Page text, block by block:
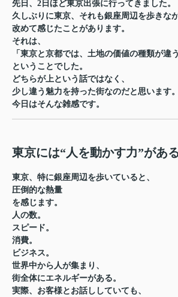
先日、2日ほど東京出張に行ってきました。
久しぶりに東京、それも銀座周辺を歩きなが
改めて感じたことがあります。
それは、
「東京と京都では、土地の価値の種類が違う
ということでした。
どちらが上という話ではなく、
少し違う魅力を持った街なのだと思います。
今日はそんな雑感です。
東京には“人を動かす力”がある
東京、特に銀座周辺を歩いていると、
圧倒的な熱量
を感じます。
人の数。
スピード。
消費。
ビジネス。
世界中から人が集まり、
街全体にエネルギーがある。
実際、お客様とお話ししていても、